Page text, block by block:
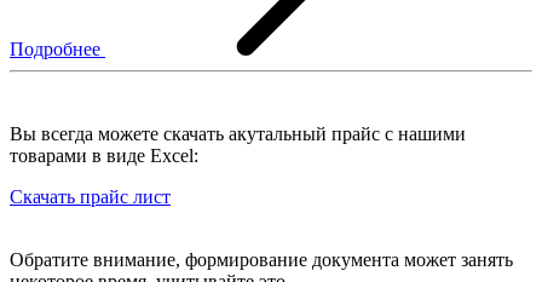
Подробнее
Вы всегда можете скачать акутальный прайс с нашими
товарами в виде Excel:
Скачать прайс лист
Обратите внимание, формирование документа может занять